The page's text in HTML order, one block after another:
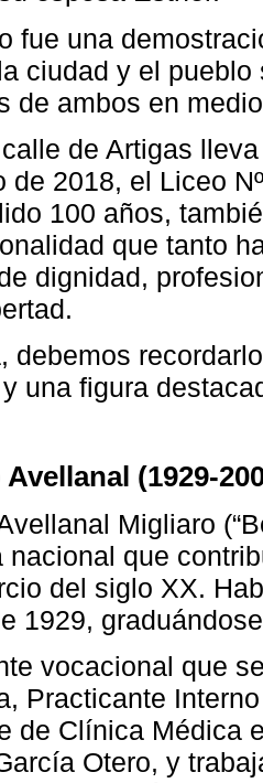
fue una
ciudad y el
de ambos en
de Artigas
de 2018, el Liceo
100 años,
que tanto
dignidad,
debemos
una figura
(1929-
Migliaro
nacional que
del siglo XX.
1929,
vocacional que
Practicante
de Clínica Médica
Otero, y